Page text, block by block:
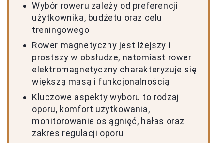
Wybór roweru zależy od preferencji
użytkownika, budżetu oraz celu
treningowego
Rower magnetyczny jest lżejszy i
prostszy w obsłudze, natomiast rower
elektromagnetyczny charakteryzuje się
większą masą i funkcjonalnością
Kluczowe aspekty wyboru to rodzaj
oporu, komfort użytkowania,
monitorowanie osiągnięć, hałas oraz
zakres regulacji oporu